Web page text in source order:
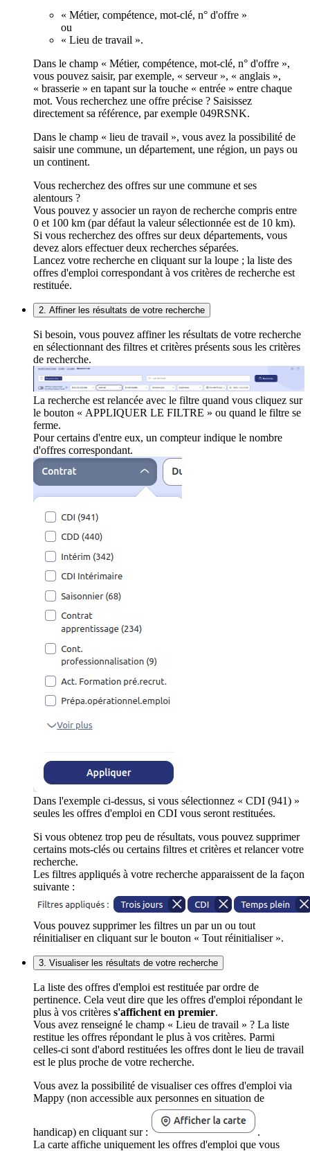
« Métier, compétence, mot-clé, n° d'offre »
ou
« Lieu de travail ».
Dans le champ « Métier, compétence, mot-clé, n° d'offre »,
vous pouvez saisir, par exemple, « serveur », « anglais »,
« brasserie » en tapant sur la touche « entrée » entre chaque
mot. Vous recherchez une offre précise ? Saisissez
directement sa référence, par exemple 049RSNK.
Dans le champ « lieu de travail », vous avez la possibilité de
saisir une commune, un département, une région, un pays ou
un continent.
Vous recherchez des offres sur une commune et ses
alentours ?
Vous pouvez y associer un rayon de recherche compris entre
0 et 100 km (par défaut la valeur sélectionnée est de 10 km).
Si vous recherchez des offres sur deux départements, vous
devez alors effectuer deux recherches séparées.
Lancez votre recherche en cliquant sur la loupe ; la liste des
offres d'emploi correspondant à vos critères de recherche est
restituée.
2. Affiner les résultats de votre recherche
Si besoin, vous pouvez affiner les résultats de votre recherche
en sélectionnant des filtres et critères présents sous les critères
de recherche.
La recherche est relancée avec le filtre quand vous cliquez sur
le bouton « APPLIQUER LE FILTRE » ou quand le filtre se
ferme.
Pour certains d'entre eux, un compteur indique le nombre
d'offres correspondant.
Dans l'exemple ci-dessus, si vous sélectionnez « CDI (941) »
seules les offres d'emploi en CDI vous seront restituées.
Si vous obtenez trop peu de résultats, vous pouvez supprimer
certains mots-clés ou certains filtres et critères et relancer votre
recherche.
Les filtres appliqués à votre recherche apparaissent de la façon
suivante :
Vous pouvez supprimer les filtres un par un ou tout
réinitialiser en cliquant sur le bouton « Tout réinitialiser ».
3. Visualiser les résultats de votre recherche
La liste des offres d'emploi est restituée par ordre de
pertinence. Cela veut dire que les offres d'emploi répondant le
plus à vos critères s'affichent en premier.
Vous avez renseigné le champ « Lieu de travail » ? La liste
restitue les offres répondant le plus à vos critères. Parmi
celles-ci sont d'abord restituées les offres dont le lieu de travail
est le plus proche de votre recherche.
Vous avez la possibilité de visualiser ces offres d'emploi via
Mappy (non accessible aux personnes en situation de
handicap) en cliquant sur :
.
La carte affiche uniquement les offres d'emploi que vous